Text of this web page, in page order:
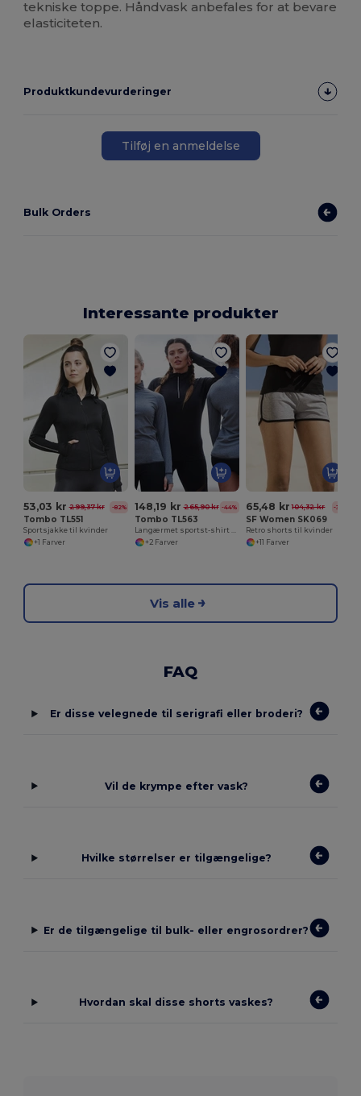
tekniske toppe. Håndvask anbefales for at bevare
elasticiteten.
Produktkundevurderinger
Tilføj en anmeldelse
Bulk Orders
Interessante produkter
53,03 kr 299,37 kr -82%
Tombo TL551
Sportsjakke til kvinder
+1 Farver
148,19 kr 265,90 kr -44%
Tombo TL563
Langærmet sportst-shirt til kvinder med lynlås
+2 Farver
65,48 kr 104,32 kr -37%
SF Women SK069
Retro shorts til kvinder
+11 Farver
Vis alle
FAQ
Er disse velegnede til serigrafi eller broderi?
Vil de krympe efter vask?
Hvilke størrelser er tilgængelige?
Er de tilgængelige til bulk- eller engrosordrer?
Hvordan skal disse shorts vaskes?